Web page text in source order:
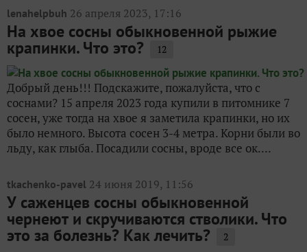
lenahelpbuh 26 апреля 2023, 17:16
На хвое сосны обыкновенной рыжие
крапинки. Что это? 12
Добрый день!!! Подскажите, пожалуйста, что с
соснами? 15 апреля 2023 года купили в питомнике 7
сосен, уже тогда на хвое я заметила крапинки, но их
было немного. Высота сосен 3-4 метра. Корни были во
льду, как глыба. Посадили сосны, вроде все ок....
tkachenko-pavel 24 июня 2019, 11:56
У саженцев сосны обыкновенной
чернеют и скручиваются стволики. Что
это за болезнь? Как лечить? 2